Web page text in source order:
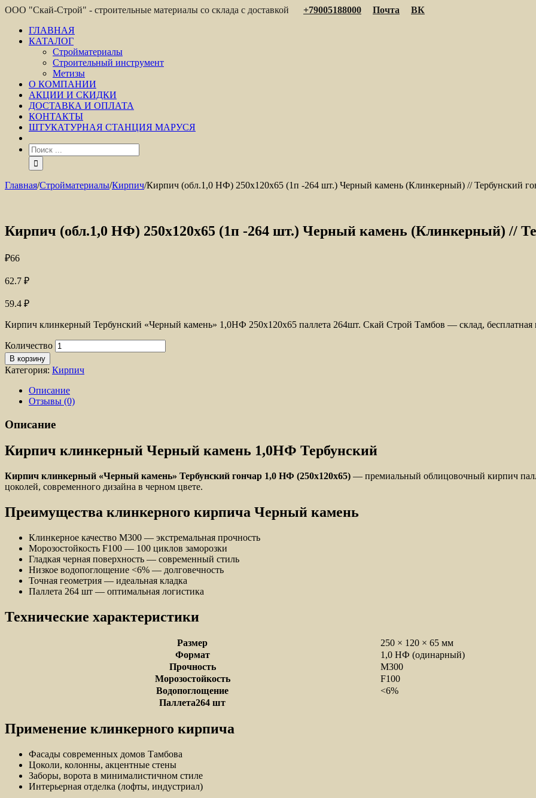
ООО "Скай-Строй" - строительные материалы со склада с доставкой +79005188000 Почта
ВК
ГЛАВНАЯ
КАТАЛОГ
Стройматериалы
Строительный инструмент
Метизы
О КОМПАНИИ
АКЦИИ И СКИДКИ
ДОСТАВКА И ОПЛАТА
КОНТАКТЫ
ШТУКАТУРНАЯ СТАНЦИЯ МАРУСЯ
Главная/Стройматериалы/Кирпич/Кирпич (обл.1,0 НФ) 250x120x65 (1п -264 шт.) Черный камень (Клинкерный) // Тербунский
Кирпич (обл.1,0 НФ) 250x120x65 (1п -264 шт.) Черный камень (Клинкерный) //
₽66
62.7 ₽
59.4 ₽
Кирпич клинкерный Тербунский «Черный камень» 1,0НФ 250x120x65 паллета 264шт. Скай Строй Тамбов — склад, бесплатная
Количество
В корзину
Категория: Кирпич
Описание
Отзывы (0)
Описание
Кирпич клинкерный Черный камень 1,0НФ Тербунский
Кирпич клинкерный «Черный камень» Тербунский гончар 1,0 НФ (250x120x65) — премиальный облицовочный кирпич
цоколей, современного дизайна в черном цвете.
Преимущества клинкерного кирпича Черный камень
Клинкерное качество М300 — экстремальная прочность
Морозостойкость F100 — 100 циклов заморозки
Гладкая черная поверхность — современный стиль
Низкое водопоглощение <6% — долговечность
Точная геометрия — идеальная кладка
Паллета 264 шт — оптимальная логистика
Технические характеристики
Размер
250 × 120 × 65 мм
Формат
1,0 НФ (одинарный)
Прочность
М300
Морозостойкость
F100
Водопоглощение
<6%
Паллета264 шт
Применение клинкерного кирпича
Фасады современных домов Тамбова
Цоколи, колонны, акцентные стены
Заборы, ворота в минималистичном стиле
Интерьерная отделка (лофты, индустриал)